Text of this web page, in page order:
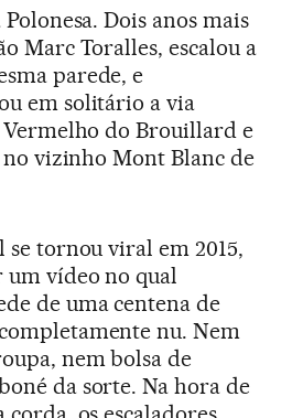
Dois anos mais
Marc Toralles, escalou a
parede, e
em solitário a via
do Brouillard e
vizinho Mont Blanc de
tornou viral em 2015,
vídeo no qual
de uma centena de
nu. Nem
nem bolsa de
da sorte. Na hora de